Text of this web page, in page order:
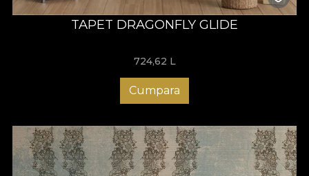
TAPET DRAGONFLY GLIDE
724,62 L
Cumpara